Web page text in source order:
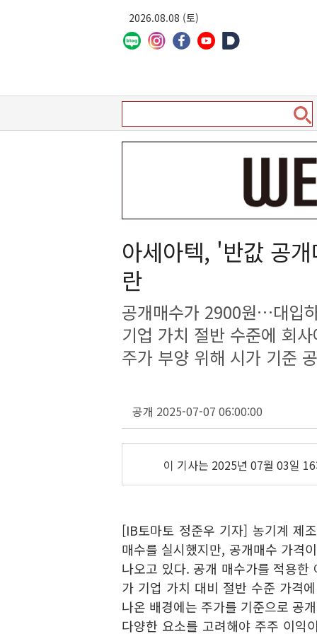
2026.08.08 (토)
아세아텍, '반값 공
란
공개매수가 2900원…대입
기업 가치 절반 수준에 회
주가 부양 위해 시가 기준
공개 2025-07-07 06:00:00
이 기사는 2025년 07월 03일
[IB토마토 정준우 기자] 농기계 제
매수를 실시했지만, 공개매수 가격
나오고 있다. 공개 매수가를 적용
가 기업 가치 대비 절반 수준 가격
나온 배경에는 주가를 기준으로 공
다양한 요소를 고려해야 주주 이익